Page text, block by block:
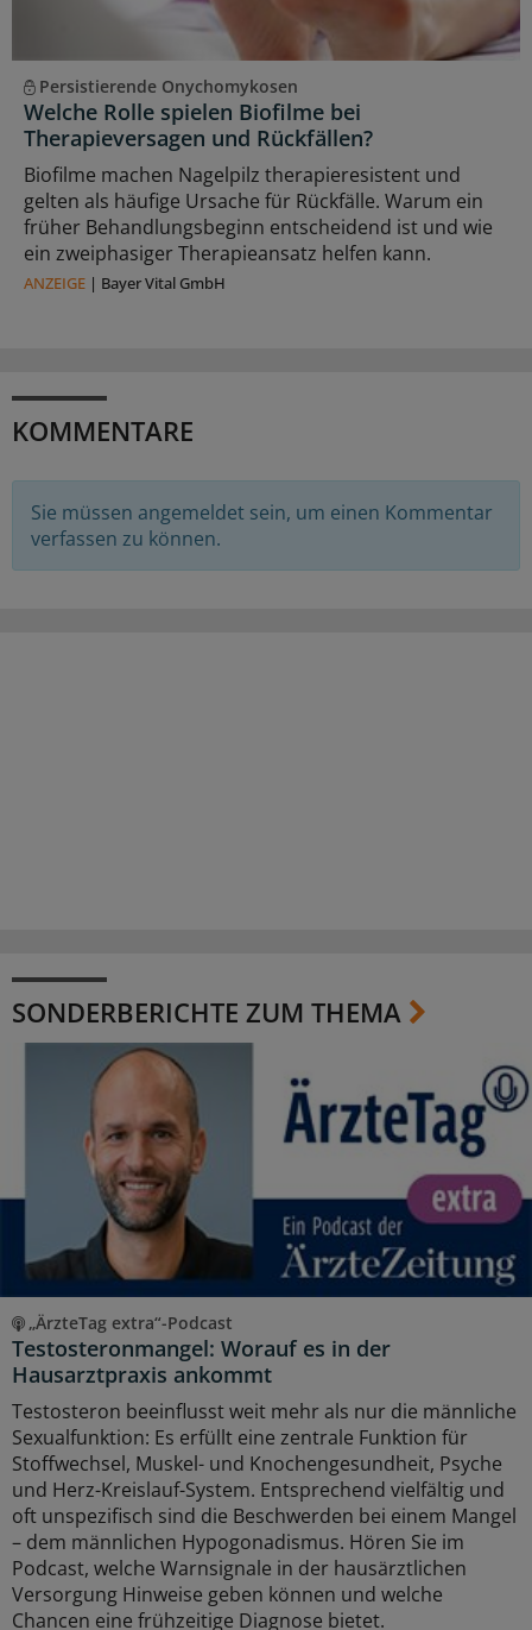
Persistierende Onychomykosen
Welche Rolle spielen Biofilme bei
Therapieversagen und Rückfällen?
Biofilme machen Nagelpilz therapieresistent und
gelten als häufige Ursache für Rückfälle. Warum ein
früher Behandlungsbeginn entscheidend ist und wie
ein zweiphasiger Therapieansatz helfen kann.
ANZEIGE | Bayer Vital GmbH
KOMMENTARE
Sie müssen angemeldet sein, um einen Kommentar
verfassen zu können.
SONDERBERICHTE ZUM THEMA
„ÄrzteTag extra“-Podcast
Testosteronmangel: Worauf es in der
Hausarztpraxis ankommt
Testosteron beeinflusst weit mehr als nur die männliche
Sexualfunktion: Es erfüllt eine zentrale Funktion für
Stoffwechsel, Muskel- und Knochengesundheit, Psyche
und Herz-Kreislauf-System. Entsprechend vielfältig und
oft unspezifisch sind die Beschwerden bei einem Mangel
– dem männlichen Hypogonadismus. Hören Sie im
Podcast, welche Warnsignale in der hausärztlichen
Versorgung Hinweise geben können und welche
Chancen eine frühzeitige Diagnose bietet.